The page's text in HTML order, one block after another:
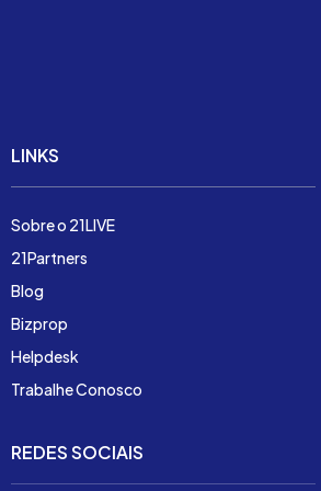
LINKS
Sobre o 21LIVE
21Partners
Blog
Bizprop
Helpdesk
Trabalhe Conosco
REDES SOCIAIS